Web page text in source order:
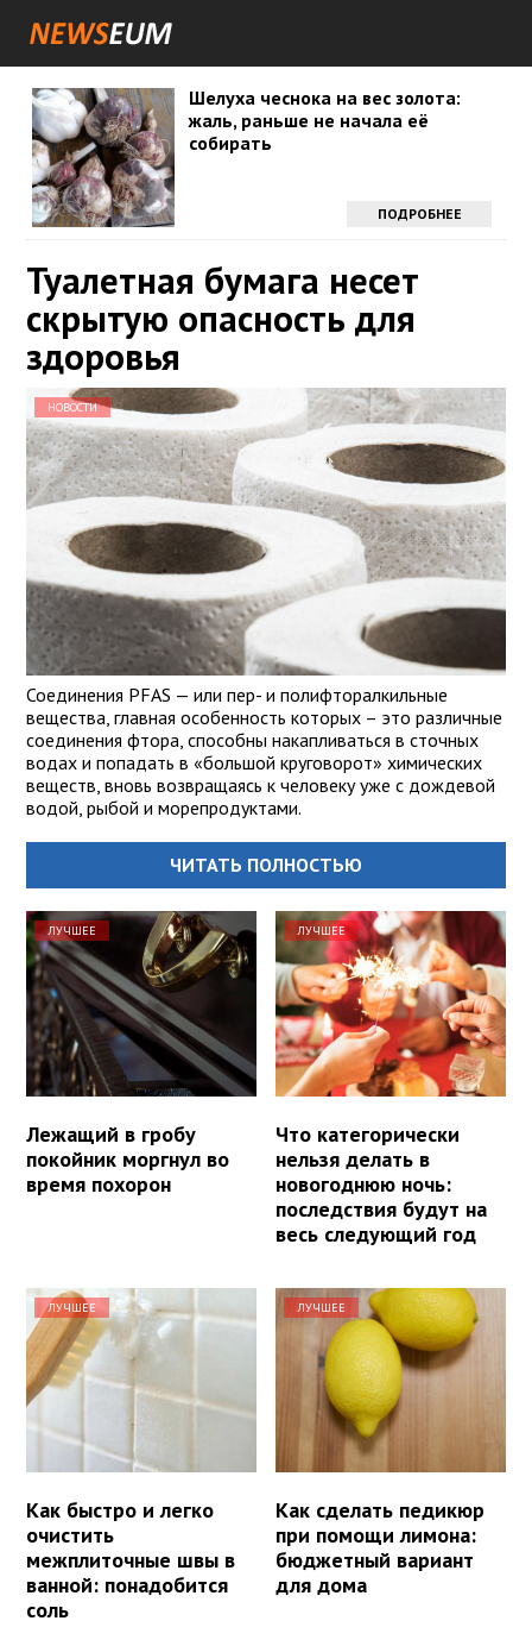
Шелуха чеснока на вес золота:
жаль, раньше не начала её
собирать
ПОДРОБНЕЕ
Туалетная бумага несет
скрытую опасность для
здоровья
НОВОСТИ
Соединения PFAS — или пер- и полифторалкильные
вещества, главная особенность которых – это различные
соединения фтора, способны накапливаться в сточных
водах и попадать в «большой круговорот» химических
веществ, вновь возвращаясь к человеку уже с дождевой
водой, рыбой и морепродуктами.
ЧИТАТЬ ПОЛНОСТЬЮ
ЛУЧШЕЕ
Лежащий в гробу
покойник моргнул во
время похорон
ЛУЧШЕЕ
Что категорически
нельзя делать в
новогоднюю ночь:
последствия будут на
весь следующий год
ЛУЧШЕЕ
Как быстро и легко
очистить
межплиточные швы в
ванной: понадобится
соль
ЛУЧШЕЕ
Как сделать педикюр
при помощи лимона:
бюджетный вариант
для дома